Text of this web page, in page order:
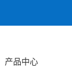
产品中心